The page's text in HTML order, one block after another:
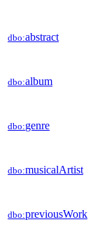
dbo:abstract
dbo:album
dbo:genre
dbo:musicalArtist
dbo:previousWork